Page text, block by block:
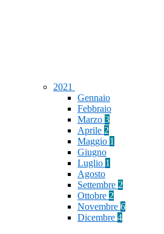
2021
Gennaio
Febbraio
Marzo 3
Aprile 2
Maggio 1
Giugno
Luglio 1
Agosto
Settembre 2
Ottobre 2
Novembre 6
Dicembre 4